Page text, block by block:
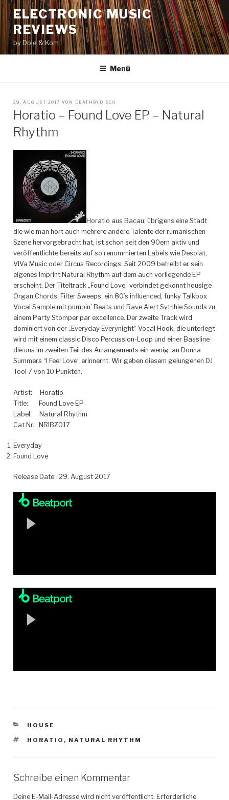
Zum
Inhalt
springen
ELECTRONIC MUSIC
REVIEWS
by Dole & Kom
Menü
VERÖFFENTLICHT
29. AUGUST 2017 VON DEATHBYDISCO
Horatio – Found Love EP – Natural
Rhythm
Horatio aus Bacau, übrigens eine Stadt
die wie man hört auch mehrere andere Talente der rumänischen
Szene hervorgebracht hat, ist schon seit den 90ern aktiv und
veröffentlichte bereits auf so renommierten Labels wie Desolat,
VIVa Music oder Circus Recordings. Seit 2009 betreibt er sein
eigenes Imprint Natural Rhythm auf dem auch vorliegende EP
erscheint. Der Titeltrack „Found Love“ verbindet gekonnt housige
Organ Chords, Filter Sweeps, ein 80’s influenced, funky Talkbox
Vocal Sample mit pumpin’ Beats und Rave Alert Sytnhie Sounds zu
einem Party Stomper par excellence. Der zweite Track wird
dominiert von der „Everyday Everynight“ Vocal Hook, die unterlegt
wird mit einem classic Disco Percussion-Loop und einer Bassline
die uns im zweiten Teil des Arrangements ein wenig an Donna
Summers “I Feel Love“ erinnernt. Wir geben diesem gelungenen DJ
Tool 7 von 10 Punkten.
Artist: Horatio
Title: Found Love EP
Label: Natural Rhythm
Cat.Nr.: NRIBZ017
Everyday
Found Love
Release Date: 29. August 2017
KATEGORIEN
HOUSE
SCHLAGWÖRTER
HORATIO , NATURAL RHYTHM
Schreibe einen Kommentar
Deine E-Mail-Adresse wird nicht veröffentlicht. Erforderliche